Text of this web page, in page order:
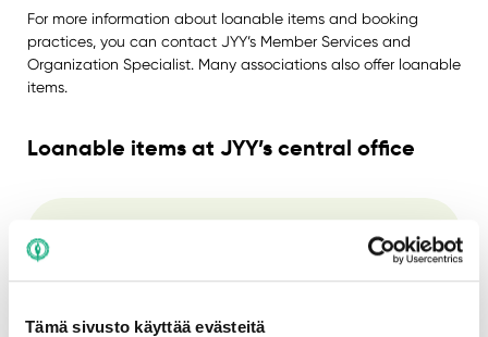
Tämä sivusto käyttää evästeitä
For more information about loanable items and booking
practices, you can contact JYY’s Member Services and
Organization Specialist. Many associations also offer loanable
items.
Loanable items at JYY’s central office
Reusable tablewear